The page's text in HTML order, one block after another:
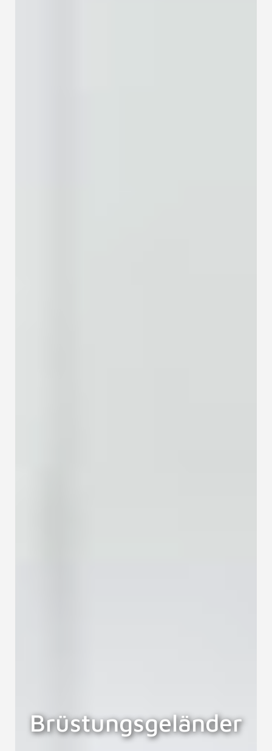
Brüstungsgeländer